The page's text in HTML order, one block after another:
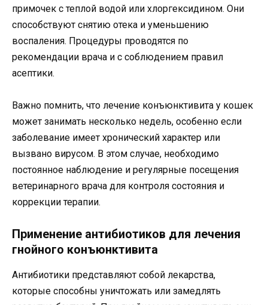
примочек с теплой водой или хлоргексидином. Они
способствуют снятию отека и уменьшению
воспаления. Процедуры проводятся по
рекомендации врача и с соблюдением правил
асептики.
Важно помнить, что лечение конъюнктивита у кошек
может занимать несколько недель, особенно если
заболевание имеет хронический характер или
вызвано вирусом. В этом случае, необходимо
постоянное наблюдение и регулярные посещения
ветеринарного врача для контроля состояния и
коррекции терапии.
Применение антибиотиков для лечения
гнойного конъюнктивита
Антибиотики представляют собой лекарства,
которые способны уничтожать или замедлять